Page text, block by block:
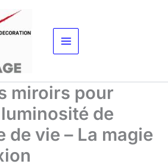
miroirs pour
de
de vie – La magie